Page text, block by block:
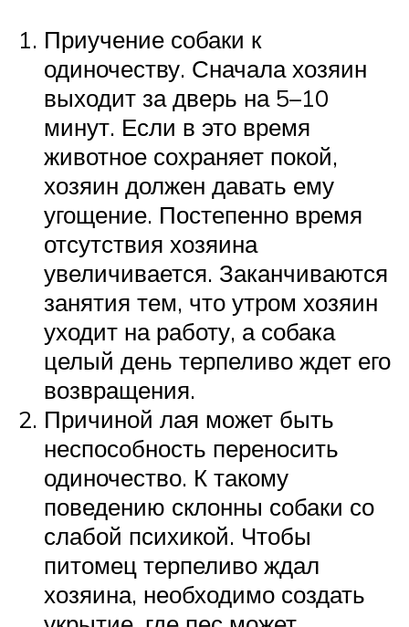
Приучение собаки к
одиночеству. Сначала хозяин
выходит за дверь на 5–10
минут. Если в это время
животное сохраняет покой,
хозяин должен давать ему
угощение. Постепенно время
отсутствия хозяина
увеличивается. Заканчиваются
занятия тем, что утром хозяин
уходит на работу, а собака
целый день терпеливо ждет его
возвращения.
Причиной лая может быть
неспособность переносить
одиночество. К такому
поведению склонны собаки со
слабой психикой. Чтобы
питомец терпеливо ждал
хозяина, необходимо создать